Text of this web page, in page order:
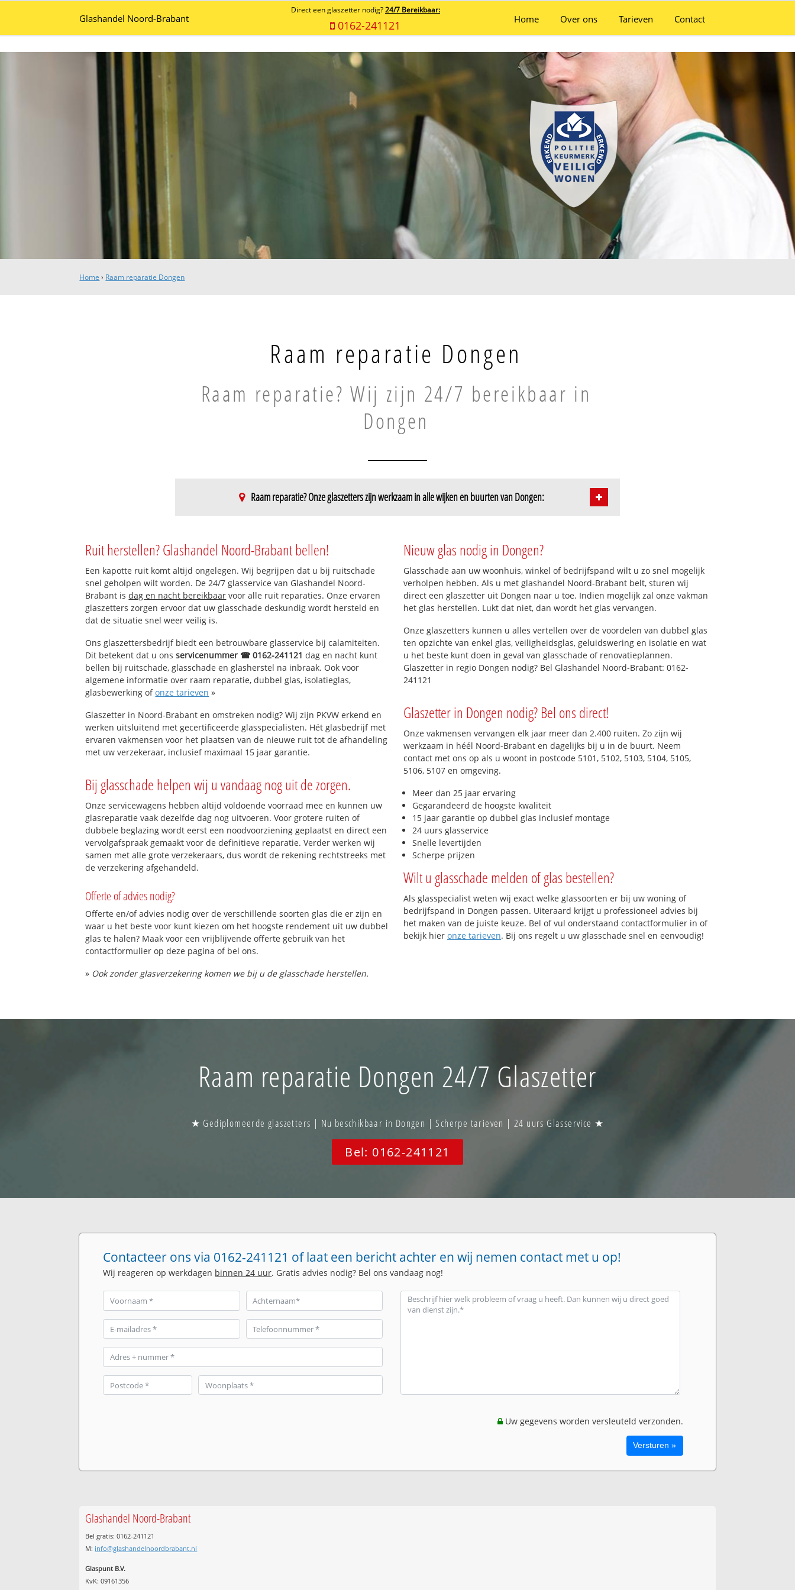
Glashandel Noord-Brabant
Direct een glaszetter nodig? 24/7 Bereikbaar:
0162-241121 Home Over ons Tarieven Contact
Home › Raam reparatie Dongen
Raam reparatie Dongen
Raam reparatie? Wij zijn 24/7 bereikbaar in
Dongen
Raam reparatie? Onze glaszetters zijn werkzaam in alle wijken en buurten van Dongen:
West 2
Centrum
Beljaart
Biezen
Hoge Akker
Oud Dongen
Klein Dongen
Dongen-Vaart
Tichelrijt
Wildert
Ruit herstellen? Glashandel Noord-Brabant bellen!
Een kapotte ruit komt altijd ongelegen. Wij begrijpen dat u bij ruitschade
snel geholpen wilt worden. De 24/7 glasservice van Glashandel Noord-
Brabant isdag en nacht bereikbaar voor alle ruit reparaties. Onze ervaren
glaszetters zorgen ervoor dat uw glasschade deskundig wordt hersteld en
dat de situatie snel weer veilig is.
Ons glaszettersbedrijf biedt een betrouwbare glasservice bij calamiteiten.
Dit betekent dat u onsservicenummer ☎ 0162-241121 dag en nacht kunt
bellen bij ruitschade, glasschade en glasherstel na inbraak. Ook voor
algemene informatie over raam reparatie, dubbel glas, isolatieglas,
glasbewerking ofonze tarieven »
Glaszetter in Noord-Brabant en omstreken nodig? Wij zijn PKVW erkend en
werken uitsluitend met gecertificeerde glasspecialisten. Hét glasbedrijf met
ervaren vakmensen voor het plaatsen van de nieuwe ruit tot de afhandeling
met uw verzekeraar, inclusief maximaal 15 jaar garantie.
Bij glasschade helpen wij u vandaag nog uit de zorgen.
Onze servicewagens hebben altijd voldoende voorraad mee en kunnen uw
glasreparatie vaak dezelfde dag nog uitvoeren. Voor grotere ruiten of
dubbele beglazing wordt eerst een noodvoorziening geplaatst en direct een
vervolgafspraak gemaakt voor de definitieve reparatie. Verder werken wij
samen met alle grote verzekeraars, dus wordt de rekening rechtstreeks met
de verzekering afgehandeld.
Offerte of advies nodig?
Offerte en/of advies nodig over de verschillende soorten glas die er zijn en
waar u het beste voor kunt kiezen om het hoogste rendement uit uw dubbel
glas te halen? Maak voor een vrijblijvende offerte gebruik van het
contactformulier op deze pagina of bel ons.
» Ook zonder glasverzekering komen we bij u de glasschade herstellen.
Nieuw glas nodig in Dongen?
Glasschade aan uw woonhuis, winkel of bedrijfspand wilt u zo snel mogelijk
verholpen hebben. Als u met glashandel Noord-Brabant belt, sturen wij
direct een glaszetter uit Dongen naar u toe. Indien mogelijk zal onze vakman
het glas herstellen. Lukt dat niet, dan wordt het glas vervangen.
Onze glaszetters kunnen u alles vertellen over de voordelen van dubbel glas
ten opzichte van enkel glas, veiligheidsglas, geluidswering en isolatie en wat
u het beste kunt doen in geval van glasschade of renovatieplannen.
Glaszetter in regio Dongen nodig? Bel Glashandel Noord-Brabant: 0162-
241121
Glaszetter in Dongen nodig? Bel ons direct!
Onze vakmensen vervangen elk jaar meer dan 2.400 ruiten. Zo zijn wij
werkzaam in héél Noord-Brabant en dagelijks bij u in de buurt. Neem
contact met ons op als u woont in postcode 5101, 5102, 5103, 5104, 5105,
5106, 5107 en omgeving.
Meer dan 25 jaar ervaring
Gegarandeerd de hoogste kwaliteit
15 jaar garantie op dubbel glas inclusief montage
24 uurs glasservice
Snelle levertijden
Scherpe prijzen
Wilt u glasschade melden of glas bestellen?
Als glasspecialist weten wij exact welke glassoorten er bij uw woning of
bedrijfspand in Dongen passen. Uiteraard krijgt u professioneel advies bij
het maken van de juiste keuze. Bel of vul onderstaand contactformulier in of
bekijk hier onze tarieven. Bij ons regelt u uw glasschade snel en eenvoudig!
Raam reparatie Dongen 24/7 Glaszetter
★ Gediplomeerde glaszetters | Nu beschikbaar in Dongen | Scherpe tarieven | 24 uurs Glasservice ★
Bel: 0162-241121
Contacteer ons via 0162-241121 of laat een bericht achter en wij nemen contact met u op!
Wij reageren op werkdagen binnen 24 uur. Gratis advies nodig? Bel ons vandaag nog!
Uw gegevens worden versleuteld verzonden.
Glashandel Noord-Brabant
Bel gratis: 0162-241121
M: info@glashandelnoordbrabant.nl
Glaspunt B.V.
KvK: 09161356